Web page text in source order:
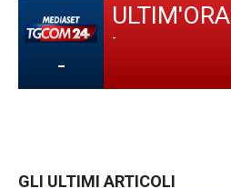
-
ULTIM'ORA
-
GLI ULTIMI ARTICOLI